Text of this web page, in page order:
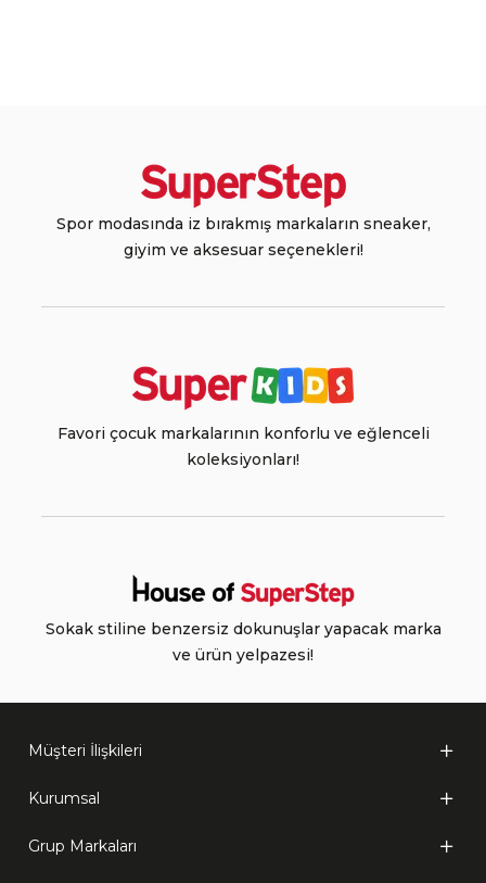
Spor modasında iz bırakmış markaların sneaker,
giyim ve aksesuar seçenekleri!
Favori çocuk markalarının konforlu ve eğlenceli
koleksiyonları!
Sokak stiline benzersiz dokunuşlar yapacak marka
ve ürün yelpazesi!
Müşteri İlişkileri
Kurumsal
Grup Markaları